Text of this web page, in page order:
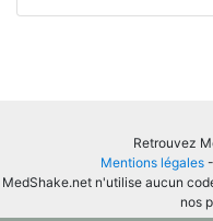
Retrouvez
Mentions légales -
MedShake.net n'utilise aucun
nos